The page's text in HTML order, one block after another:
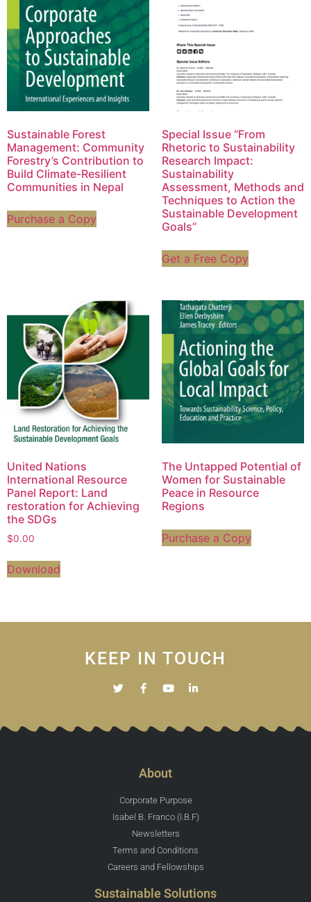
Sustainable Forest
Management: Community
Forestry’s Contribution to
Build Climate-Resilient
Communities in Nepal
Purchase a Copy
Special Issue “From
Rhetoric to Sustainability
Research Impact:
Sustainability
Assessment, Methods and
Techniques to Action the
Sustainable Development
Goals”
Get a Free Copy
United Nations
International Resource
Panel Report: Land
restoration for Achieving
the SDGs
$0.00
Download
The Untapped Potential of
Women for Sustainable
Peace in Resource
Regions
Purchase a Copy
KEEP IN TOUCH
About
Corporate Purpose
Isabel B. Franco (I.B.F)
Newsletters
Terms and Conditions
Careers and Fellowships
Sustainable Solutions